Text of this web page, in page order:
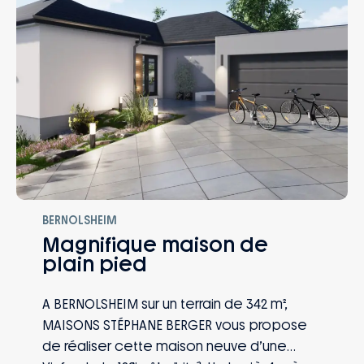
BERNOLSHEIM
Magnifique maison de
plain pied
A BERNOLSHEIM sur un terrain de 342 m²,
MAISONS STÉPHANE BERGER vous propose
de réaliser cette maison neuve d’une